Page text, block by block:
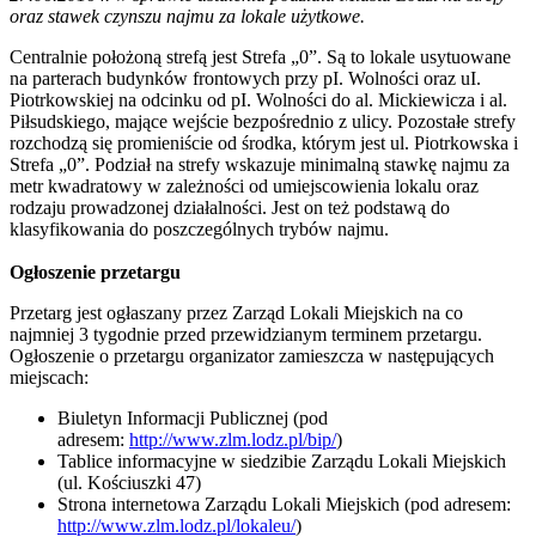
oraz stawek czynszu najmu za lokale użytkowe.
Centralnie położoną strefą jest Strefa „0”. Są to lokale usytuowane
na parterach budynków frontowych przy pI. Wolności oraz uI.
Piotrkowskiej na odcinku od pI. Wolności do al. Mickiewicza i al.
Piłsudskiego, mające wejście bezpośrednio z ulicy. Pozostałe strefy
rozchodzą się promieniście od środka, którym jest ul. Piotrkowska i
Strefa „0”. Podział na strefy wskazuje minimalną stawkę najmu za
metr kwadratowy w zależności od umiejscowienia lokalu oraz
rodzaju prowadzonej działalności. Jest on też podstawą do
klasyfikowania do poszczególnych trybów najmu.
Ogłoszenie przetargu
Przetarg jest ogłaszany przez Zarząd Lokali Miejskich na co
najmniej 3 tygodnie przed przewidzianym terminem przetargu.
Ogłoszenie o przetargu organizator zamieszcza w następujących
miejscach:
Biuletyn Informacji Publicznej (pod
adresem: http://www.zlm.lodz.pl/bip/)
Tablice informacyjne w siedzibie Zarządu Lokali Miejskich
(ul. Kościuszki 47)
Strona internetowa Zarządu Lokali Miejskich (pod adresem:
http://www.zlm.lodz.pl/lokaleu/)